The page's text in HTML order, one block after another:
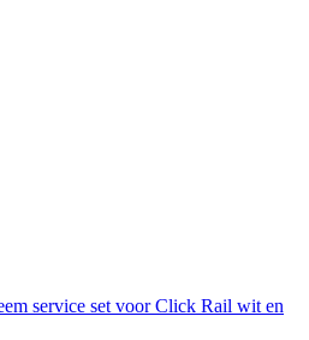
service set voor Click Rail wit en